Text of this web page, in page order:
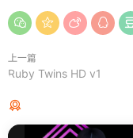
上一篇
Ruby Twins HD v1